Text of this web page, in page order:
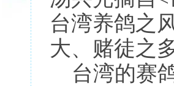
台湾养鸽之
大、赌徒之
台湾的赛